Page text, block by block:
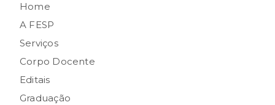
Home
A FESP
Serviços
Corpo Docente
Editais
Graduação